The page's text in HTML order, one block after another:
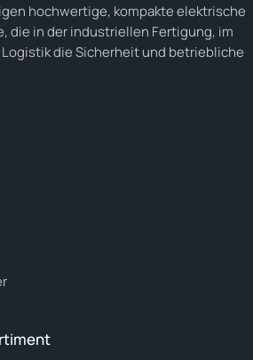
hochwertige, kompakte elektrische
die in der industriellen Fertigung, im
die Sicherheit und betriebliche
Facebook